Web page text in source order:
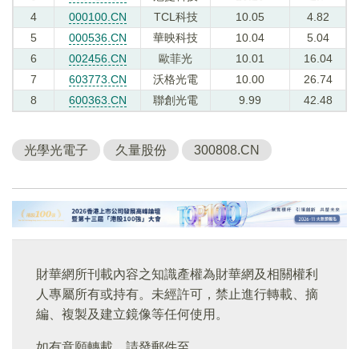
4
000100.CN TCL科技 10.05
4.82
5
000536.CN 華映科技 10.04
5.04
6
002456.CN 歐菲光 10.01
16.04
7
603773.CN 沃格光電 10.00
26.74
8
600363.CN 聯創光電 9.99 42.48
光學光電子 久量股份 300808.CN
財華網所刊載內容之知識產權為財華網及相關權利
人專屬所有或持有。未經許可，禁止進行轉載、摘
編、複製及建立鏡像等任何使用。